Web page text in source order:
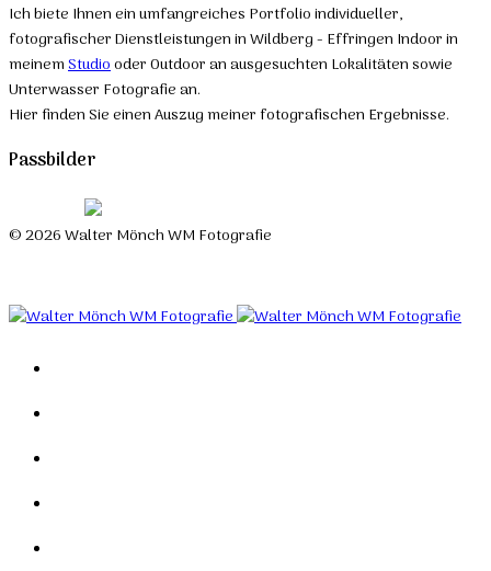
Ich biete Ihnen ein umfangreiches Portfolio individueller,
fotografischer Dienstleistungen in Wildberg - Effringen Indoor in
meinemStudiooder Outdoor an ausgesuchten Lokalitäten sowie
Unterwasser Fotografie an.
Hier finden Sie einen Auszug meiner fotografischen Ergebnisse.
Passbilder
© 2026 Walter Mönch WM Fotografie